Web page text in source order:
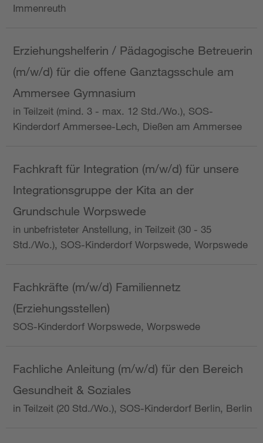
Immenreuth
Erziehungshelferin / Pädagogische Betreuerin
(m/w/d) für die offene Ganztagsschule am
Ammersee Gymnasium
in Teilzeit (mind. 3 - max. 12 Std./Wo.), SOS-
Kinderdorf Ammersee-Lech, Dießen am Ammersee
Fachkraft für Integration (m/w/d) für unsere
Integrationsgruppe der Kita an der
Grundschule Worpswede
in unbefristeter Anstellung, in Teilzeit (30 - 35
Std./Wo.), SOS-Kinderdorf Worpswede, Worpswede
Fachkräfte (m/w/d) Familiennetz
(Erziehungsstellen)
SOS-Kinderdorf Worpswede, Worpswede
Fachliche Anleitung (m/w/d) für den Bereich
Gesundheit & Soziales
in Teilzeit (20 Std./Wo.), SOS-Kinderdorf Berlin, Berlin